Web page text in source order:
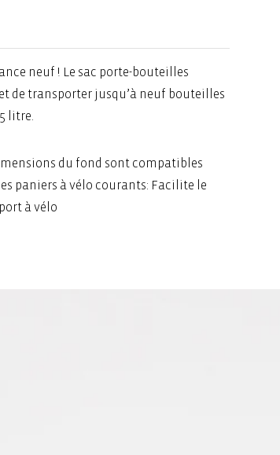
neuf ! Le sac porte-bouteilles
de transporter jusqu’à neuf bouteilles
litre.
du fond sont compatibles
paniers à vélo courants: Facilite le
à vélo